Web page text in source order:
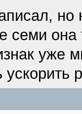
но
семи она
уже
ускорить